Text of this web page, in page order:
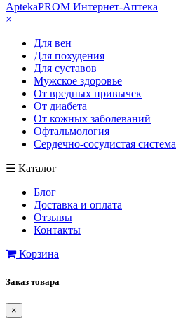
AptekaPROM Интернет-Аптека
×
Для вен
Для похудения
Для суставов
Мужское здоровье
От вредных привычек
От диабета
От кожных заболеваний
Офтальмология
Сердечно-сосудистая система
☰ Каталог
Блог
Доставка и оплата
Отзывы
Контакты
Корзина
Заказ товара
×